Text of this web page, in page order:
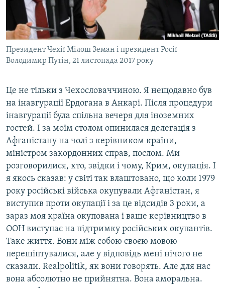
Президент Чехії Мілош Земан і президент Росії
Володимир Путін, 21 листопада 2017 року
Це не тільки з Чехословаччиною. Я нещодавно був
на інавгурації Ердогана в Анкарі. Після процедури
інавгурації була спільна вечеря для іноземних
гостей. І за моїм столом опинилася делегація з
Афганістану на чолі з керівником країни,
міністром закордонних справ, послом. Ми
розговорилися, хто, звідки і чому, Крим, окупація. І
я якось сказав: у світі так влаштовано, що коли 1979
року російські війська окупували Афганістан, я
виступив проти окупації і за це відсидів 3 роки, а
зараз моя країна окупована і ваше керівництво в
ООН виступає на підтримку російських окупантів.
Таке життя. Вони між собою своєю мовою
перешіптувалися, але у відповідь мені нічого не
сказали. Realpolitik, як вони говорять. Але для нас
вона абсолютно не прийнятна. Вона аморальна.